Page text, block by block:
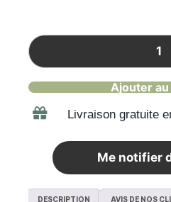
Ajouter
Livraison gratuite
Me notifier
DESCRIPTION AVIS DE NOS